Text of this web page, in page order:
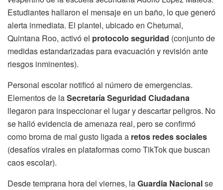
Estudiantes hallaron el mensaje en un baño, lo que generó
alerta inmediata. El plantel, ubicado en Chetumal,
Quintana Roo, activó el protocolo seguridad (conjunto de
medidas estandarizadas para evacuación y revisión ante
riesgos inminentes).
Personal escolar notificó al número de emergencias.
Elementos de laSecretaría Seguridad Ciudadana
llegaron para inspeccionar el lugar y descartar peligros. No
se halló evidencia de amenaza real, pero se confirmó
como broma de mal gusto ligada a retos redes sociales
(desafíos virales en plataformas como TikTok que buscan
caos escolar).
Desde temprana hora del viernes, laGuardia Nacionalse